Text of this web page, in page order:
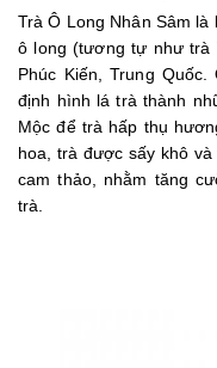
Trà Ô Long Nhân Sâm
ô long (tương tự như trà
Phúc Kiến, Trung
định hình lá trà thành
Mộc để trà hấp thụ
hoa, trà được sấy khô
cam thảo, nhằm tăng
trà.